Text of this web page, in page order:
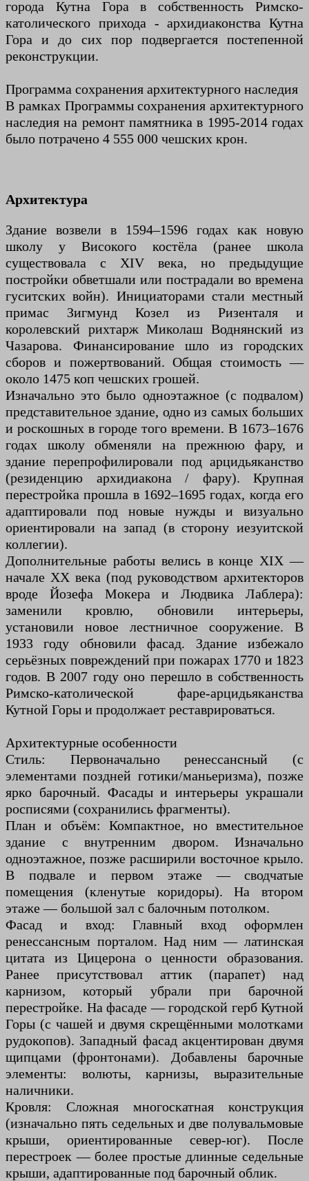
города Кутна Гора в собственность Римско-
католического прихода - архидиаконства Кутна
Гора и до сих пор подвергается постепенной
реконструкции.
Программа сохранения архитектурного наследия
В рамках Программы сохранения архитектурного
наследия на ремонт памятника в 1995-2014 годах
было потрачено 4 555 000 чешских крон.
Архитектура
Здание возвели в 1594–1596 годах как новую
школу у Високого костёла (ранее школа
существовала с XIV века, но предыдущие
постройки обветшали или пострадали во времена
гуситских войн). Инициаторами стали местный
примас Зигмунд Козел из Ризенталя и
королевский рихтарж Миколаш Воднянский из
Чазарова. Финансирование шло из городских
сборов и пожертвований. Общая стоимость —
около 1475 коп чешских грошей.
Изначально это было одноэтажное (с подвалом)
представительное здание, одно из самых больших
и роскошных в городе того времени. В 1673–1676
годах школу обменяли на прежнюю фару, и
здание перепрофилировали под арцидьяканство
(резиденцию архидиакона / фару). Крупная
перестройка прошла в 1692–1695 годах, когда его
адаптировали под новые нужды и визуально
ориентировали на запад (в сторону иезуитской
коллегии).
Дополнительные работы велись в конце XIX —
начале XX века (под руководством архитекторов
вроде Йозефа Мокера и Людвика Лаблера):
заменили кровлю, обновили интерьеры,
установили новое лестничное сооружение. В
1933 году обновили фасад. Здание избежало
серьёзных повреждений при пожарах 1770 и 1823
годов. В 2007 году оно перешло в собственность
Римско-католической фаре-арцидьяканства
Кутной Горы и продолжает реставрироваться.
Архитектурные особенности
Стиль: Первоначально ренессансный (с
элементами поздней готики/маньеризма), позже
ярко барочный. Фасады и интерьеры украшали
росписями (сохранились фрагменты).
План и объём: Компактное, но вместительное
здание с внутренним двором. Изначально
одноэтажное, позже расширили восточное крыло.
В подвале и первом этаже — сводчатые
помещения (кленутые коридоры). На втором
этаже — большой зал с балочным потолком.
Фасад и вход: Главный вход оформлен
ренессансным порталом. Над ним — латинская
цитата из Цицерона о ценности образования.
Ранее присутствовал аттик (парапет) над
карнизом, который убрали при барочной
перестройке. На фасаде — городской герб Кутной
Горы (с чашей и двумя скрещёнными молотками
рудокопов). Западный фасад акцентирован двумя
щипцами (фронтонами). Добавлены барочные
элементы: волюты, карнизы, выразительные
наличники.
Кровля: Сложная многоскатная конструкция
(изначально пять седельных и две полувальмовые
крыши, ориентированные север-юг). После
перестроек — более простые длинные седельные
крыши, адаптированные под барочный облик.